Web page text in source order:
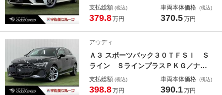
ンルーフ／黒革／ブルメスター／Ａｐ
ｐｌｅＣａｒＰｌａｙ／ベンチレーシ
ライブレコーダー／シートメモリー／
レーンアシスト／ＥＴＣ
支払総額 (税込)
379.8万円
車両本体価格 (税込)
370.5万円
アウディ
Ａ３ スポーツバック３０ＴＦＳＩ Ｓ
ライン ＳラインプラスＰＫＧ／ナビ
ゲーションＰＫＧ／ＳＯＮＯＳサウン
ド／ブラインドスポット／シートヒー
支払総額 (税込)
398.8万円
車両本体価格 (税込)
390.1万円